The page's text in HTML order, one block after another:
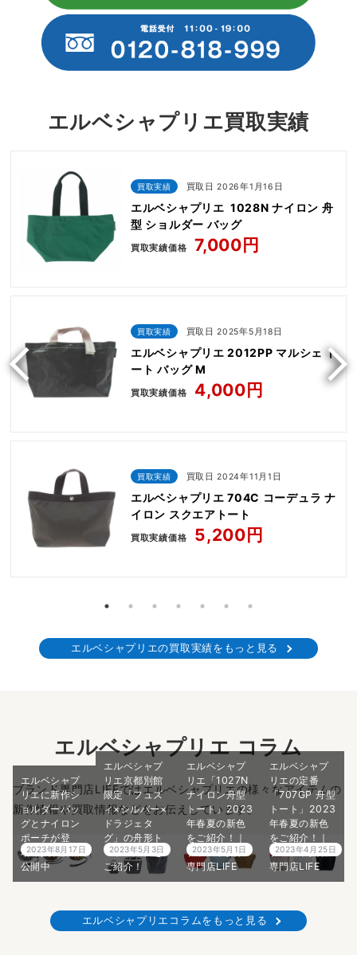
エルベシャプリエ買取実績
買取実績 買取日 2026年1月16日
エルベシャプリエ 1028N ナイロン 舟
型 ショルダー バッグ
買取実績価格 7,000円
買取実績 買取日 2025年5月18日
エルベシャプリエ 2012PP マルシェ ト
ート バッグ M
買取実績価格 4,000円
買取実績 買取日 2024年11月1日
エルベシャプリエ 704C コーデュラ ナ
イロン スクエアトート
買取実績価格 5,200円
エルベシャプリエの買取実績をもっと見る
エルベシャプリエ コラム
ブランド専門店LIFEではエルベシャプリエの様々なアイテムの
新作情報や買取情報などをお伝えしています。
エルベシャプ
リエに新作シ
ョルダーバッ
グとナイロン
ポーチが登
場！買取価格
公開中
2023年8月17日
エルベシャプ
リエ京都別館
限定「フュズ
ィ×シルバー×
ドラジェタ
グ」の舟形ト
ートバッグを
ご紹介！
2023年5月3日
エルベシャプ
リエ「1027N
ナイロン舟型
トート」2023
年春夏の新色
をご紹介！｜
ブランド買取
専門店LIFE
2023年5月1日
エルベシャプ
リエの定番
「707GP 舟型
トート」2023
年春夏の新色
をご紹介！｜
ブランド買取
専門店LIFE
2023年4月25日
エルベシャプリエコラムをもっと見る